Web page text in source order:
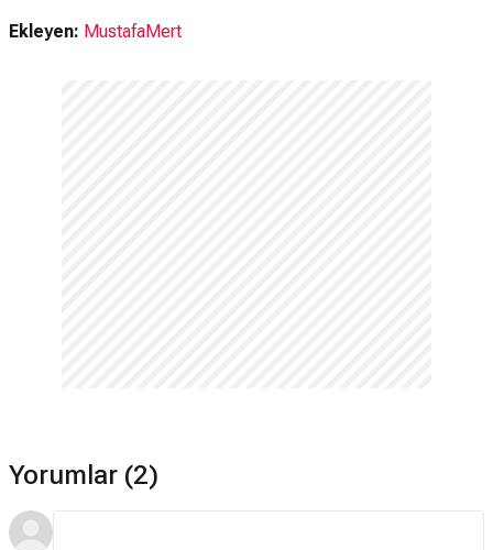
Ekleyen: MustafaMert
Yorumlar (2)